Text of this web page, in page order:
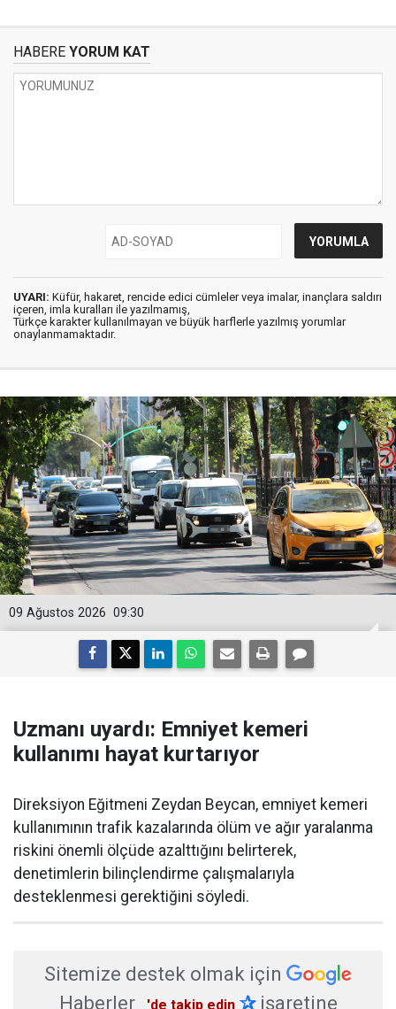
HABERE YORUM KAT
UYARI: Küfür, hakaret, rencide edici cümleler veya imalar, inançlara saldırı
içeren, imla kuralları ile yazılmamış,
Türkçe karakter kullanılmayan ve büyük harflerle yazılmış yorumlar
onaylanmamaktadır.
09:30
09 Ağustos 2026
Uzmanı uyardı: Emniyet kemeri
kullanımı hayat kurtarıyor
Direksiyon Eğitmeni Zeydan Beycan, emniyet kemeri
kullanımının trafik kazalarında ölüm ve ağır yaralanma
riskini önemli ölçüde azalttığını belirterek,
denetimlerin bilinçlendirme çalışmalarıyla
desteklenmesi gerektiğini söyledi.
Sitemize destek olmak için
Haberler
'de takip edin ✰işaretine